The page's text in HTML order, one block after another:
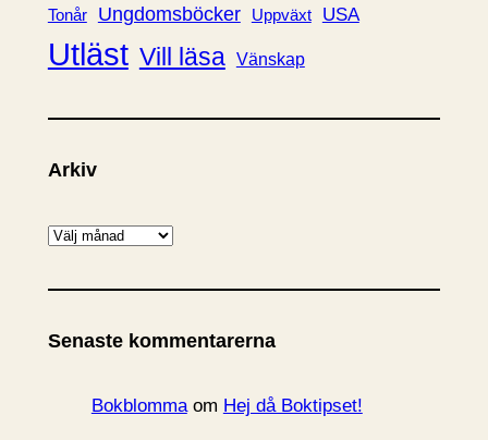
Tonår Ungdomsböcker Uppväxt USA
Utläst Vill läsa Vänskap
Arkiv
A
k
v
Senaste kommentarerna
Bokblommaom Hej då Boktipset!